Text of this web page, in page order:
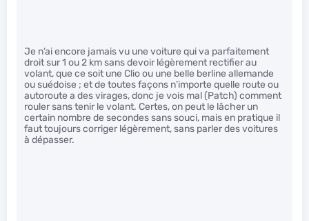
Je n’ai encore jamais vu une voiture qui va parfaitement
droit sur 1 ou 2 km sans devoir légèrement rectifier au
volant, que ce soit une Clio ou une belle berline allemande
ou suédoise ; et de toutes façons n’importe quelle route ou
autoroute a des virages, donc je vois mal (Patch) comment
rouler sans tenir le volant. Certes, on peut le lâcher un
certain nombre de secondes sans souci, mais en pratique il
faut toujours corriger légèrement, sans parler des voitures
à dépasser.